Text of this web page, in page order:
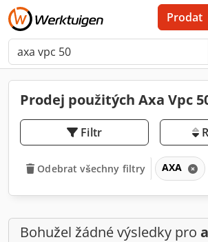
Prodat
Prodej použitých Axa Vpc
Filtr
Odebrat všechny filtry AXA
Bohužel žádné výsledky pro